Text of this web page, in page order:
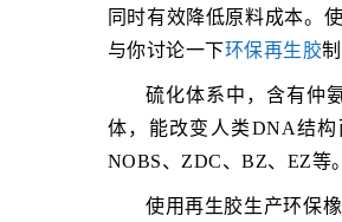
同时有效降低原料成本。
与你讨论一下环保再生胶
硫化体系中，含有仲
体，能改变人类DNA结
NOBS、ZDC、BZ、EZ等。
使用再生胶生产环保